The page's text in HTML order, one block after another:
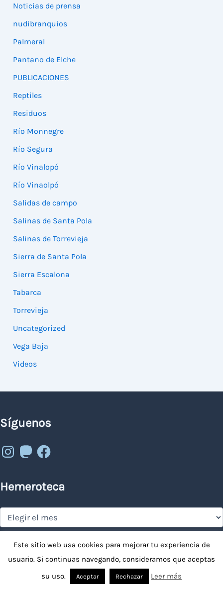
Noticias de prensa
nudibranquios
Palmeral
Pantano de Elche
PUBLICACIONES
Reptiles
Residuos
Río Monnegre
Río Segura
Río Vinalopó
Río Vinaolpó
Salidas de campo
Salinas de Santa Pola
Salinas de Torrevieja
Sierra de Santa Pola
Sierra Escalona
Tabarca
Torrevieja
Uncategorized
Vega Baja
Videos
Síguenos
Instagram
MastodonFacebook
Hemeroteca
Hemeroteca
Buscador
Este sitio web usa cookies para mejorar tu experiencia de
usuario. Si continuas navegando, consideramos que aceptas
su uso.
Aceptar Rechazar Leer más